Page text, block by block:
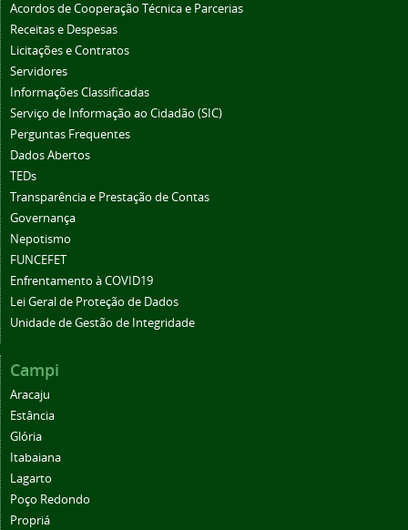
Acordos de Cooperação Técnica e Parcerias
Receitas e Despesas
Licitações e Contratos
Servidores
Informações Classificadas
Serviço de Informação ao Cidadão (SIC)
Perguntas Frequentes
Dados Abertos
TEDs
Transparência e Prestação de Contas
Governança
Nepotismo
FUNCEFET
Enfrentamento à COVID19
Lei Geral de Proteção de Dados
Unidade de Gestão de Integridade
Campi
Aracaju
Estância
Glória
Itabaiana
Lagarto
Poço Redondo
Propriá